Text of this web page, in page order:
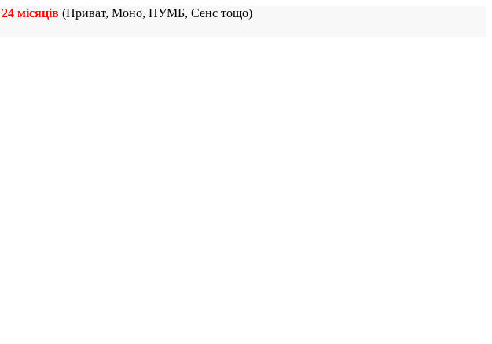
24 місяців(Приват, Моно, ПУМБ, Сенс тощо)